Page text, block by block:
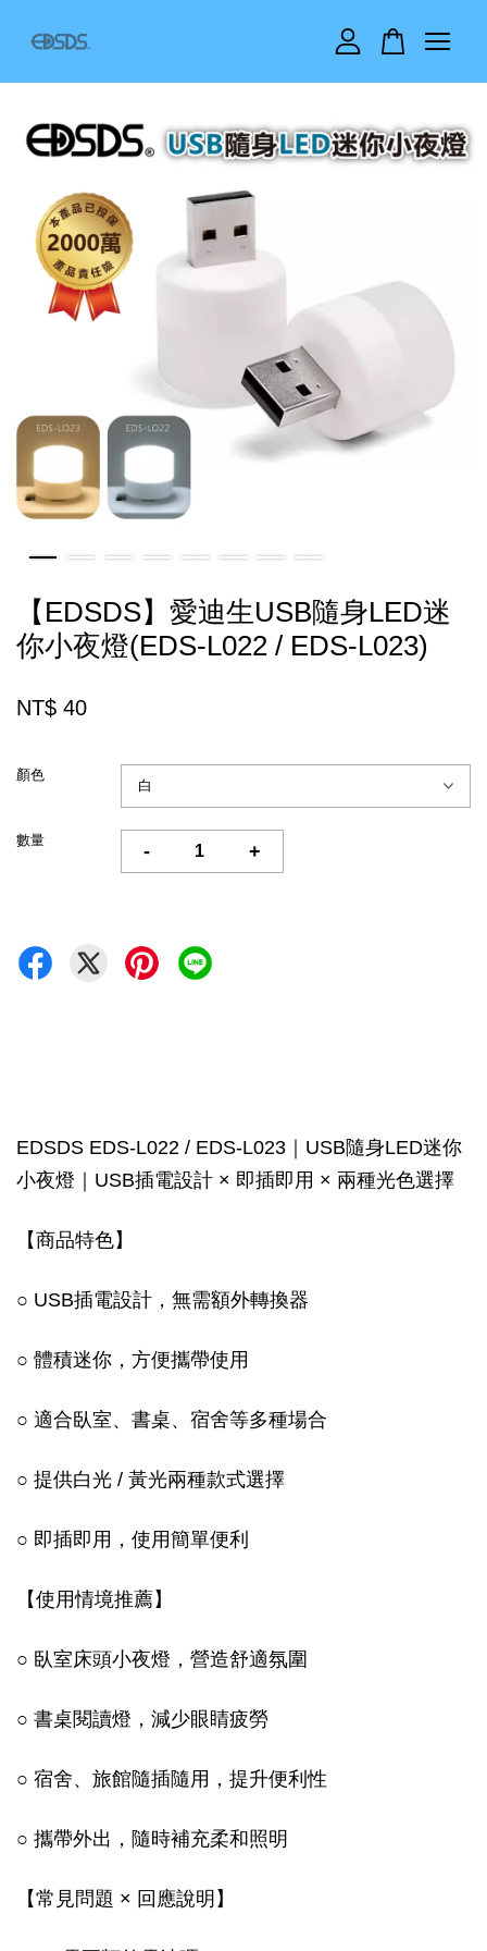
【EDSDS】愛迪生USB隨身LED迷
你小夜燈(EDS-L022 / EDS-L023)
NT$ 40
顏色
數量
- +
EDSDS EDS-L022 / EDS-L023｜USB隨身LED迷你
小夜燈｜USB插電設計 × 即插即用 × 兩種光色選擇
【商品特色】
○ USB插電設計，無需額外轉換器
○ 體積迷你，方便攜帶使用
○ 適合臥室、書桌、宿舍等多種場合
○ 提供白光 / 黃光兩種款式選擇
○ 即插即用，使用簡單便利
【使用情境推薦】
○ 臥室床頭小夜燈，營造舒適氛圍
○ 書桌閱讀燈，減少眼睛疲勞
○ 宿舍、旅館隨插隨用，提升便利性
○ 攜帶外出，隨時補充柔和照明
【常見問題 × 回應說明】